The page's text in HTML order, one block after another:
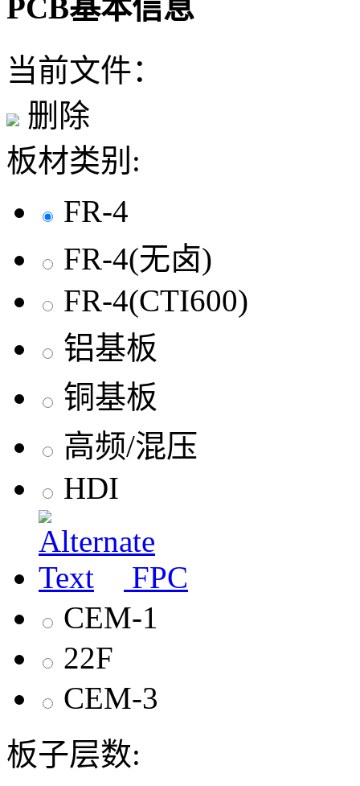
PCB基本信息
当前文件：
删除
板材类别:
FR-4
FR-4(无卤)
FR-4(CTI600)
铝基板
铜基板
高频/混压
HDI
FPC
CEM-1
22F
CEM-3
板子层数: